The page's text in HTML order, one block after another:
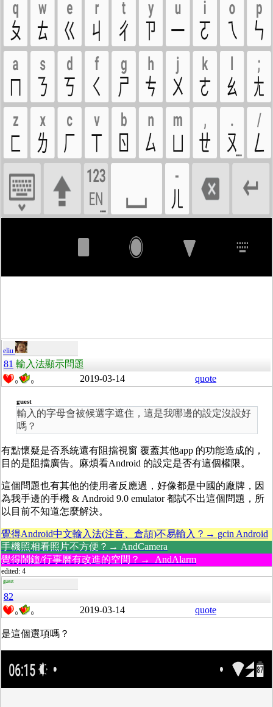
eliu
81 輸入法顯示問題
0 0 2019-03-14 quote
guest
輸入的字母會被候選字遮住，這是我哪邊的設定沒設好
嗎？
有點懷疑是否系統還有阻擋視窗 覆蓋其他app 的功能造成的，
目的是阻擋廣告。麻煩看Android 的設定是否有這個權限。
這個問題也有其他的使用者反應過，好像都是中國的廠牌，因
為我手邊的手機 & Android 9.0 emulator 都試不出這個問題，所
以目前不知道怎麼解決。
覺得Android中文輸入法(注音、倉頡)不易輸入？→ gcin Android
手機照相看照片不方便？→ AndCamera
覺得鬧鐘/行事曆有改進的空間？→ AndAlarm
edited: 4
guest
82
0 0 2019-03-14 quote
是這個選項嗎？